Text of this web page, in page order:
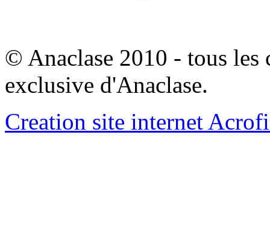
© Anaclase 2010 - tous les
exclusive d'Anaclase.
Creation site internet